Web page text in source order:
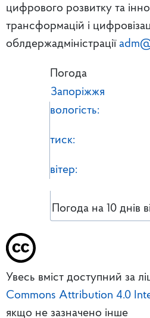
цифрового розвитку та
трансформацій і
облдержадміністрації
Погода
Запоріжжя
вологість:
тиск:
вітер:
Погода на 10 днів
Увесь вміст доступний за
Commons Attribution 4.0
якщо не зазначено інше